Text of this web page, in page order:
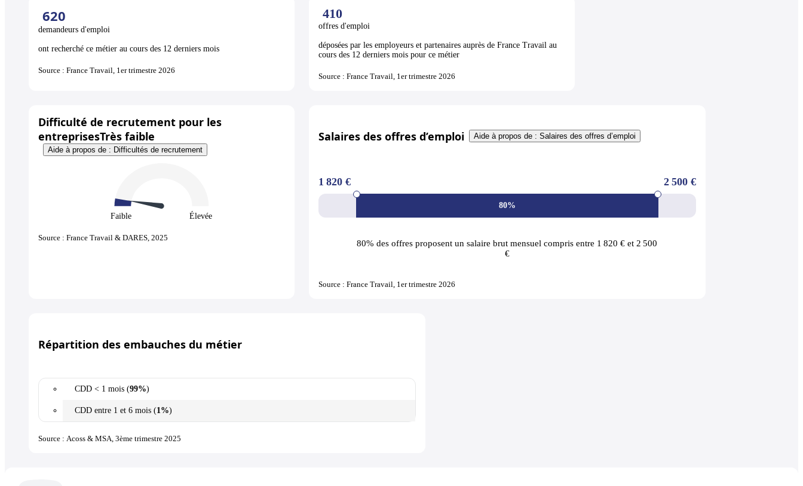
620
demandeurs d'emploi
ont recherché ce métier au cours des 12 derniers mois
Source : France Travail, 1er trimestre 2026
410
offres d'emploi
déposées par les employeurs et partenaires auprès de France Travail au
cours des 12 derniers mois pour ce métier
Source : France Travail, 1er trimestre 2026
Difficulté de recrutement pour les
entreprisesTrès faible
Aide à propos de : Difficultés de recrutement
Faible Élevée
Source : France Travail & DARES, 2025
Salaires des offres d’emploi Aide à propos de : Salaires des offres d’emploi
80%
1 820 € 2 500 €
80% des offres proposent un salaire brut mensuel compris entre 1 820 € et 2 500
€
Source : France Travail, 1er trimestre 2026
Répartition des embauches du métier
CDD < 1 mois (99%)
CDD entre 1 et 6 mois (1%)
Source : Acoss & MSA, 3ème trimestre 2025